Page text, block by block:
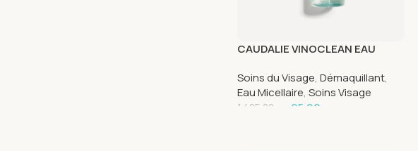
CAUDALIE VINOCLEAN EAU
100 ML
Soins du Visage, Démaquillant,
Eau Micellaire, Soins Visage
1,425.00 95.00